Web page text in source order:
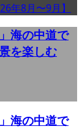
海の中道で
を楽しむ
海の中道で